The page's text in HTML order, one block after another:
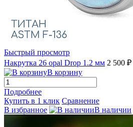
Быстрый просмотр
Накрутка 26 opal Drop 1.2 мм 2 500 ₽
В корзину
Подробнее
Купить в 1 клик Сравнение
В избранное
В наличии